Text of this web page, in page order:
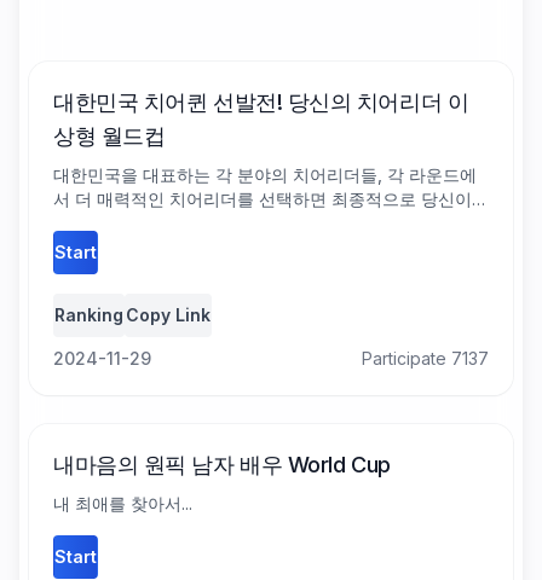
대한민국 치어퀸 선발전! 당신의 치어리더 이
상형 월드컵
대한민국을 대표하는 각 분야의 치어리더들, 각 라운드에
서 더 매력적인 치어리더를 선택하면 최종적으로 당신이
Start
Ranking Copy Link
2024-11-29 Participate 7137
내마음의 원픽 남자 배우 World Cup
내 최애를 찾아서...
Start